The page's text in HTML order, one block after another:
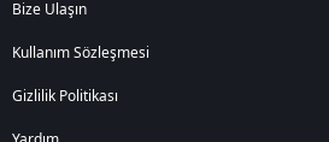
Bize Ulaşın
Kullanım Sözleşmesi
Gizlilik Politikası